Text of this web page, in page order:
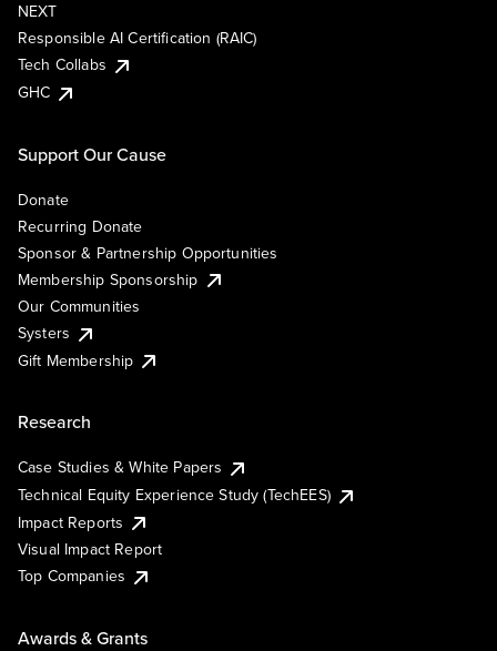
NEXT
Responsible AI Certification (RAIC)
Tech Collabs
GHC
Support Our Cause
Donate
Recurring Donate
Sponsor & Partnership Opportunities
Membership Sponsorship
Our Communities
Systers
Gift Membership
Research
Case Studies & White Papers
Technical Equity Experience Study (TechEES)
Impact Reports
Visual Impact Report
Top Companies
Awards & Grants